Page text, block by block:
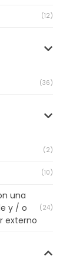
(12)
(36)
(2)
(10)
una
y / o
externo
(24)